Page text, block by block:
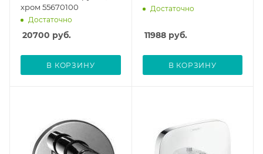
хром 55670100
Достаточно
20700 руб.
В КОРЗИНУ
Достаточно
11988руб.
В КОРЗИНУ